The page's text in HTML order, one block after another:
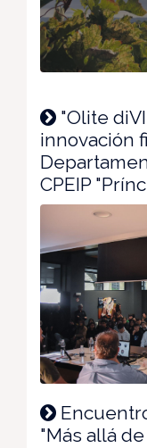
"Olite
innovación
CPEIP
"Más allá